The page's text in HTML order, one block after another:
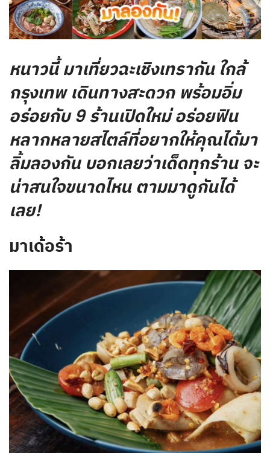
หนาวนี้ มาเที่ยวฉะเชิงเทรากัน ใกล้
กรุงเทพ เดินทางสะดวก พร้อมอิ่ม
อร่อยกับ 9 ร้านเปิดใหม่ อร่อยฟิน
หลากหลายสไตล์ที่อยากให้คุณได้มา
ลิ้มลองกัน บอกเลยว่าเด็ดทุกร้าน จะ
น่าสนใจขนาดไหน ตามมาดูกันได้
เลย!
มาเด้อร้า